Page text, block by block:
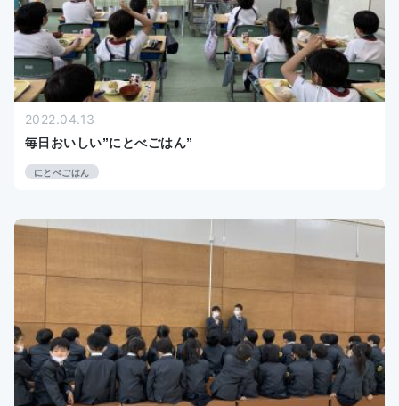
2022.04.13
毎日おいしい”にとべごはん”
にとべごはん